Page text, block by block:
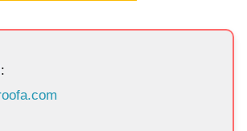
: